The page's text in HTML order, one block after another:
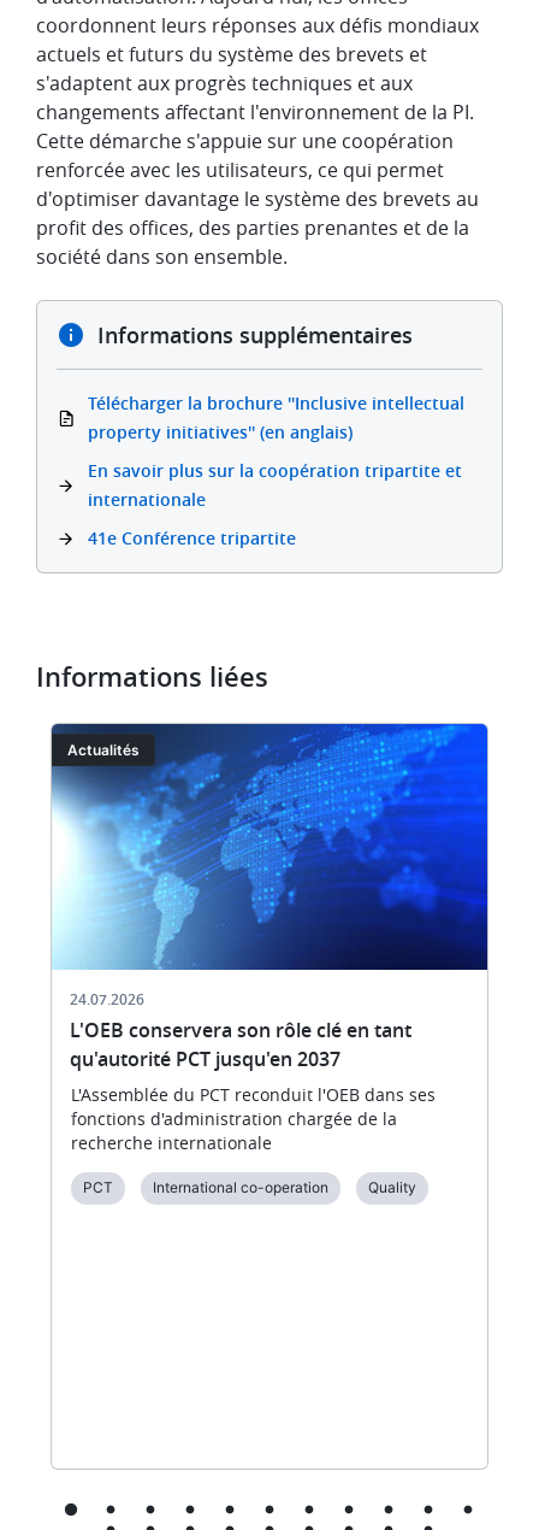
coordonnent leurs réponses aux défis mondiaux
actuels et futurs du système des brevets et
s'adaptent aux progrès techniques et aux
changements affectant l'environnement de la PI.
Cette démarche s'appuie sur une coopération
renforcée avec les utilisateurs, ce qui permet
d'optimiser davantage le système des brevets au
profit des offices, des parties prenantes et de la
société dans son ensemble.
Informations supplémentaires
Télécharger la brochure ''Inclusive intellectual
property initiatives'' (en anglais)
En savoir plus sur la coopération tripartite et
internationale
41e Conférence tripartite
Informations liées
Image
Actualités
24.07.2026
L'OEB conservera son rôle clé en tant
qu'autorité PCT jusqu'en 2037
L'Assemblée du PCT reconduit l'OEB dans ses
fonctions d'administration chargée de la
recherche internationale
PCT International co-operation Quality